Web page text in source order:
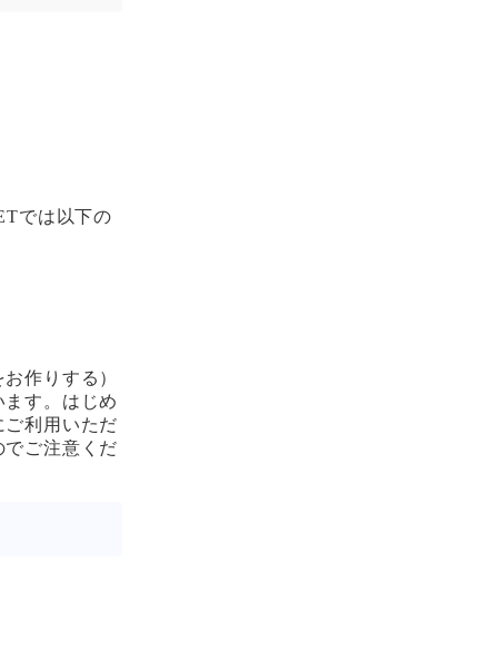
では以下の
作りする）
す。はじめ
利用いただ
ご注意くだ